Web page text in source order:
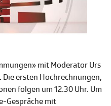
mit Moderator Urs
Die ersten Hochrechnungen,
folgen um 12.30 Uhr. Um
Gespräche mit